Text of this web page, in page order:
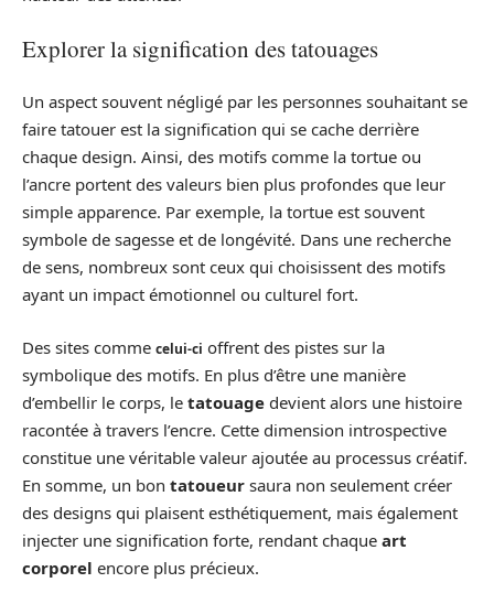
Explorer la signification des tatouages
Un aspect souvent négligé par les personnes souhaitant se
faire tatouer est la signification qui se cache derrière
chaque design. Ainsi, des motifs comme la tortue ou
l’ancre portent des valeurs bien plus profondes que leur
simple apparence. Par exemple, la tortue est souvent
symbole de sagesse et de longévité. Dans une recherche
de sens, nombreux sont ceux qui choisissent des motifs
ayant un impact émotionnel ou culturel fort.
Des sites comme celui-ci offrent des pistes sur la
symbolique des motifs. En plus d’être une manière
d’embellir le corps, le tatouage devient alors une histoire
racontée à travers l’encre. Cette dimension introspective
constitue une véritable valeur ajoutée au processus créatif.
En somme, un bon tatoueur saura non seulement créer
des designs qui plaisent esthétiquement, mais également
injecter une signification forte, rendant chaque art
corporel encore plus précieux.